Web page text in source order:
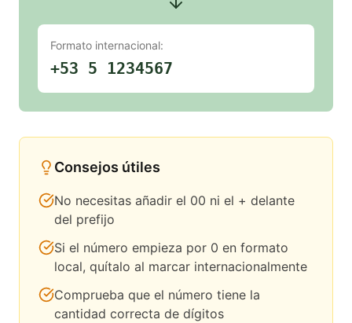
Formato internacional:
+53 5 1234567
Consejos útiles
No necesitas añadir el 00 ni el + delante
del prefijo
Si el número empieza por 0 en formato
local, quítalo al marcar internacionalmente
Comprueba que el número tiene la
cantidad correcta de dígitos